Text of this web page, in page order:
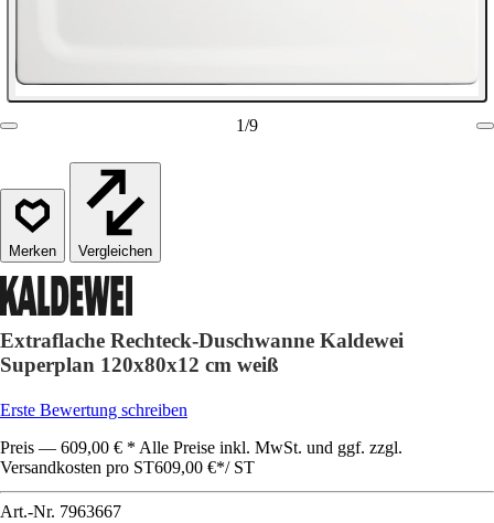
1/9
Vergleichen
Extraflache Rechteck-Duschwanne Kaldewei
Superplan 120x80x12 cm weiß
Erste Bewertung schreiben
Preis — 609,00 € * Alle Preise inkl. MwSt. und ggf. zzgl.
Versandkosten pro ST609,00 €*/ ST
Art.-Nr. 7963667